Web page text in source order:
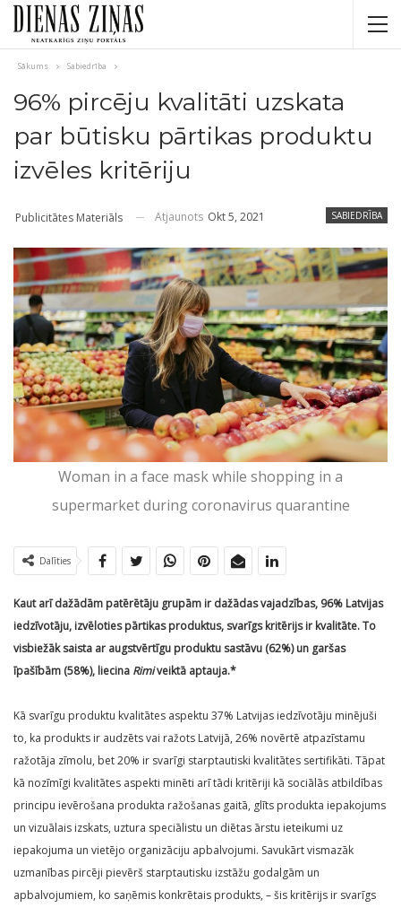
Sākums Sabiedrība
96% pircēju kvalitāti uzskata
par būtisku pārtikas produktu
izvēles kritēriju
SABIEDRĪBA
Publicitātes Materiāls Atjaunots Okt 5, 2021
Woman in a face mask while shopping in a
supermarket during coronavirus quarantine
Dalīties
Kaut arī dažādām patērētāju grupām ir dažādas vajadzības, 96% Latvijas
iedzīvotāju, izvēloties pārtikas produktus, svarīgs kritērijs ir kvalitāte. To
visbiežāk saista ar augstvērtīgu produktu sastāvu (62%) un garšas
īpašībām (58%), liecina Rimiveiktā aptauja.*
Kā svarīgu produktu kvalitātes aspektu 37% Latvijas iedzīvotāju minējuši
to, ka produkts ir audzēts vai ražots Latvijā, 26% novērtē atpazīstamu
ražotāja zīmolu, bet 20% ir svarīgi starptautiski kvalitātes sertifikāti. Tāpat
kā nozīmīgi kvalitātes aspekti minēti arī tādi kritēriji kā sociālās atbildības
principu ievērošana produkta ražošanas gaitā, glīts produkta iepakojums
un vizuālais izskats, uztura speciālistu un diētas ārstu ieteikumi uz
iepakojuma un vietējo organizāciju apbalvojumi. Savukārt vismazāk
uzmanības pircēji pievērš starptautisku izstāžu godalgām un
apbalvojumiem, ko saņēmis konkrētais produkts, – šis kritērijs ir svarīgs